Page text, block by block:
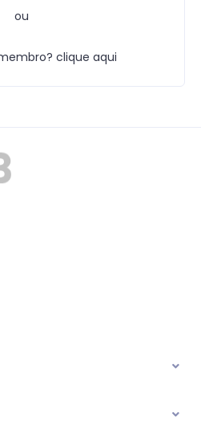
ou
clique aqui